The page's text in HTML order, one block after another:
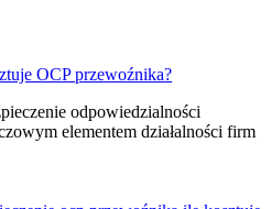
OCP przewoźnika?
odpowiedzialności
elementem działalności firm